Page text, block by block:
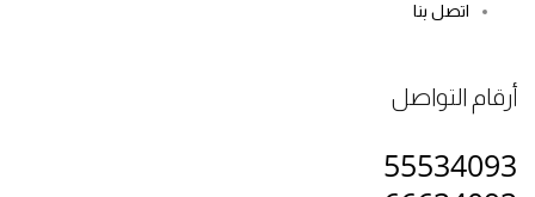
اتصل بنا
أرقام التواصل
55534093